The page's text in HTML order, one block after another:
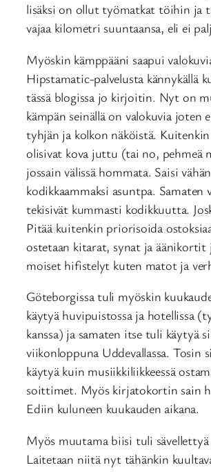
lisäksi on ollut työmatkat töihin ja
vajaa kilometri suuntaansa, eli ei
Myöskin kämppääni saapui
Hipstamatic-palvelusta kännykällä
tässä blogissa jo kirjoitin. Nyt on
kämpän seinällä on valokuvia joten
tyhjän ja kolkon näköistä.
olisivat kova juttu (tai no, pehmeä
jossain välissä hommata. Saisi vähän
kodikkaammaksi asuntpa. Samaten
tekisivät kummasti kodikkuutta.
Pitää kuitenkin priorisoida
ostetaan kitarat, synat ja äänikortit
moiset hifistelyt kuten matot ja
Göteborgissa tuli myöskin
käytyä huvipuistossa ja hotellissa
kanssa) ja samaten itse tuli käytyä
viikonloppuna Uddevallassa. Tosin
käytyä kuin musiikkiliikkeessä
soittimet. Myös kirjatokortin sain
Ediin kuluneen kuukauden aikana.
Myös muutama biisi tuli sävellettyä
Laitetaan niitä nyt tähänkin